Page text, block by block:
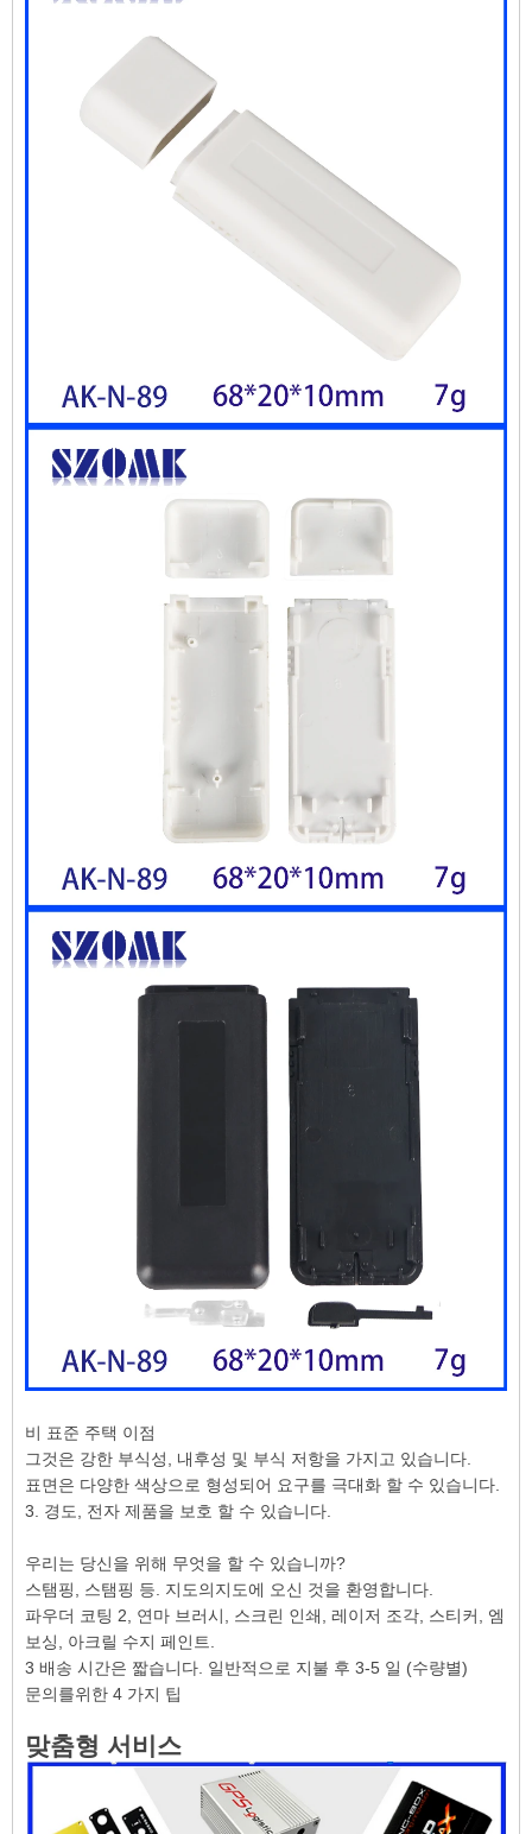
비 표준 주택 이점
그것은 강한 부식성, 내후성 및 부식 저항을 가지고 있습니다.
표면은 다양한 색상으로 형성되어 요구를 극대화 할 수 있습니다.
3. 경도, 전자 제품을 보호 할 수 있습니다.
우리는 당신을 위해 무엇을 할 수 있습니까?
스탬핑, 스탬핑 등. 지도의지도에 오신 것을 환영합니다.
파우더 코팅 2, 연마 브러시, 스크린 인쇄, 레이저 조각, 스티커, 엠
보싱, 아크릴 수지 페인트.
3 배송 시간은 짧습니다. 일반적으로 지불 후 3-5 일 (수량별)
문의를위한 4 가지 팁
맞춤형 서비스